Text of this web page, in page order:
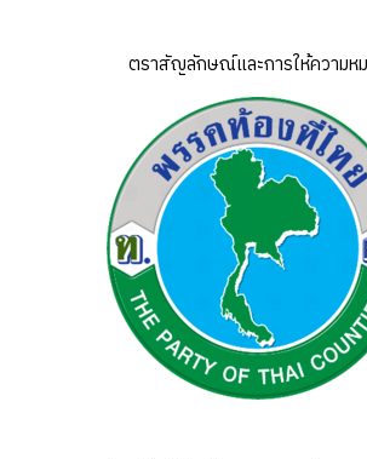
ตราสัญลักษณ์และการให้ความห